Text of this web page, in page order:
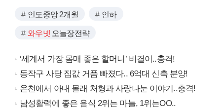
인도중앙 2개월 인하
와우넷 오늘장전략
‘세계서 가장 몸매 좋은 할머니’ 비결이..충격!
동작구 사당 집값 거품 빠졌다.. 6억대 신축 분양!
온천에서 아내 몰래 처형과 사랑나눈 이야기..충격!
남성활력에 좋은 음식 2위는 마늘, 1위는OO..